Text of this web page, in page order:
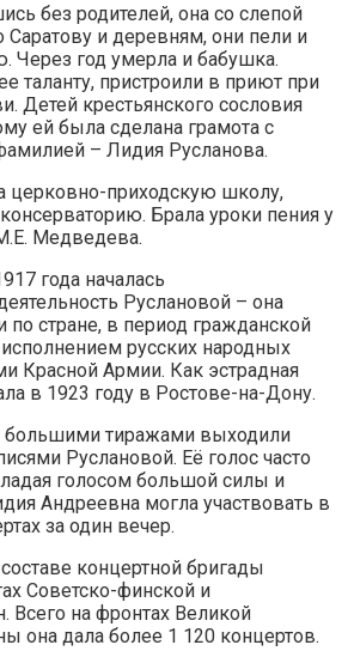
без родителей, она со слепой
Саратову и деревням, они пели и
Через год умерла и бабушка.
таланту, пристроили в приют при
Детей крестьянского сословия
ей была сделана грамота с
– Лидия Русланова.
церковно-приходскую школу,
Брала уроки пения у
Медведева.
года началась
Руслановой – она
по стране, в период гражданской
русских народных
Красной Армии. Как эстрадная
в 1923 году в Ростове-на-Дону.
большими тиражами выходили
Руслановой. Её голос часто
голосом большой силы и
Андреевна могла участвовать в
за один вечер.
концертной бригады
Советско-финской и
Всего на фронтах Великой
она дала более 1 120 концертов.